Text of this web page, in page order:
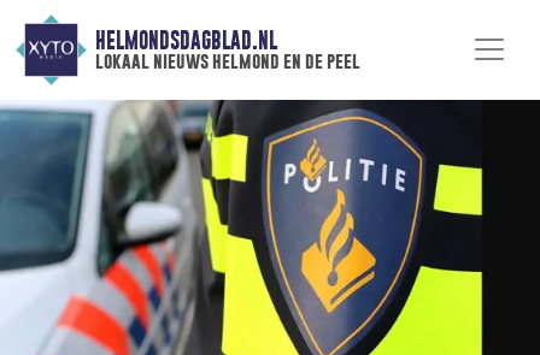
HELMONDSDAGBLAD.NL
lokaal nieuws helmond en de peel